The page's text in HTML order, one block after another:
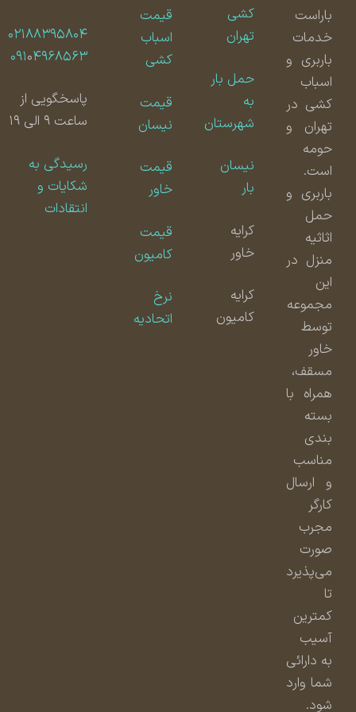
باراست
خدمات
باربری و
اسباب
کشی در
تهران و
حومه
است.
باربری و
حمل
اثاثیه
منزل در
مجموعه
توسط
مسقف،
همراه با
بسته
بندی
مناسب
و ارسال
مجرب
صورت
می‌پذیرد
کمترین
آسیب
به دارائی
شما وارد
شود.
کشی
تهران
حمل بار
شهرستان
نیسان
کامیون
قیمت
اسباب
کشی
قیمت
نیسان
قیمت
قیمت
کامیون
اتحادیه
۰۲۱۸۸۳۹۵۸۰۴
۰۹۱۰۴۹۶۸۵۶۳
پاسخگویی از
ساعت ۹ الی ۱۹
رسیدگی به
شکایات و
انتقادات